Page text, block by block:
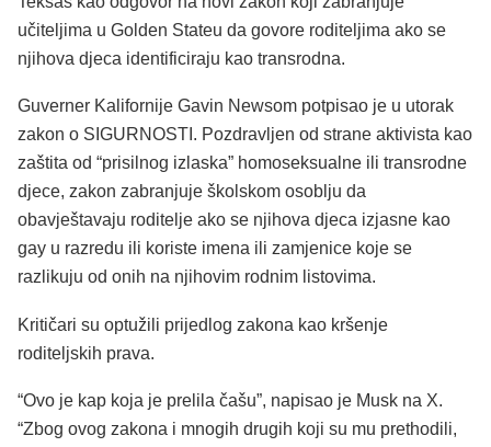
učiteljima u Golden Stateu da govore roditeljima ako se
njihova djeca identificiraju kao transrodna.
Guverner Kalifornije Gavin Newsom potpisao je u utorak
zakon o SIGURNOSTI. Pozdravljen od strane aktivista kao
zaštita od “prisilnog izlaska” homoseksualne ili transrodne
djece, zakon zabranjuje školskom osoblju da
obavještavaju roditelje ako se njihova djeca izjasne kao
gay u razredu ili koriste imena ili zamjenice koje se
razlikuju od onih na njihovim rodnim listovima.
Kritičari su optužili prijedlog zakona kao kršenje
roditeljskih prava.
“Ovo je kap koja je prelila čašu”, napisao je Musk na X.
“Zbog ovog zakona i mnogih drugih koji su mu prethodili,